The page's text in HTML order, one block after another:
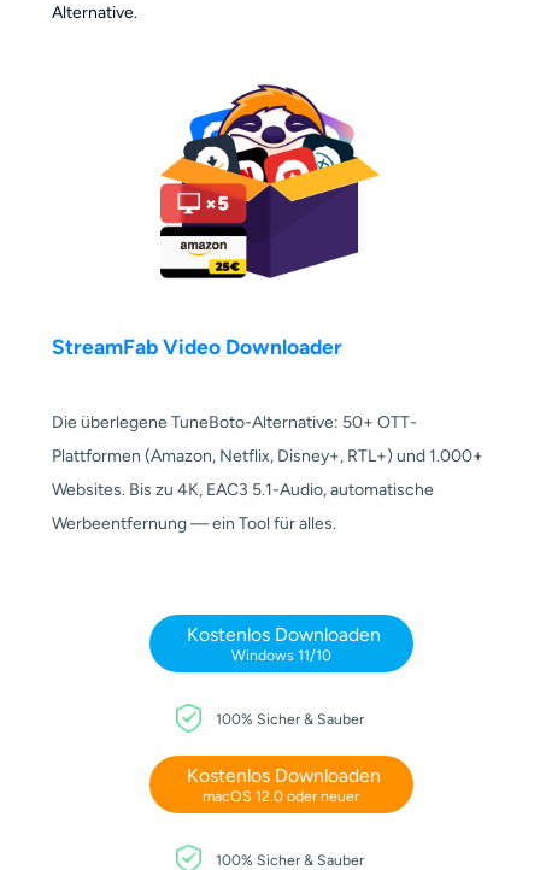
Alternative.
StreamFab Video Downloader
Die überlegene TuneBoto-Alternative: 50+ OTT-
Plattformen (Amazon, Netflix, Disney+, RTL+) und 1.000+
Websites. Bis zu 4K, EAC3 5.1-Audio, automatische
Werbeentfernung — ein Tool für alles.
Kostenlos Downloaden
Windows 11/10
100% Sicher & Sauber
Kostenlos Downloaden
macOS 12.0 oder neuer
100% Sicher & Sauber